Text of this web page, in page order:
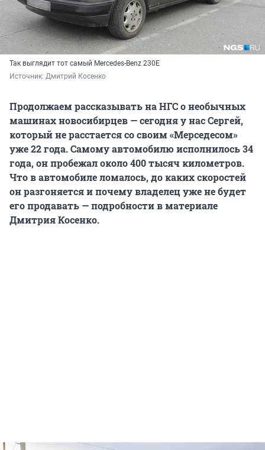
Так выглядит тот самый Mercedes-Benz 230Е
Источник: Дмитрий Косенко
Продолжаем рассказывать на НГС о необычных
машинах новосибирцев — сегодня у нас Сергей,
который не расстается со своим «Мерседесом»
уже 22 года. Самому автомобилю исполнилось 34
года, он пробежал около 400 тысяч километров.
Что в автомобиле ломалось, до каких скоростей
он разгоняется и почему владелец уже не будет
его продавать — подробности в материале
Дмитрия Косенко.